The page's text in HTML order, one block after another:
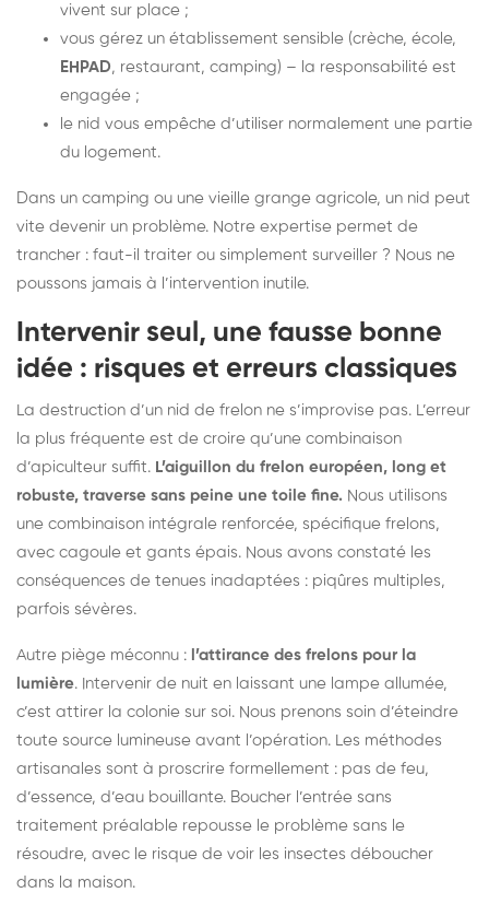
vivent sur place ;
vous gérez un établissement sensible (crèche, école,
EHPAD, restaurant, camping) – la responsabilité est
engagée ;
le nid vous empêche d’utiliser normalement une partie
du logement.
Dans un camping ou une vieille grange agricole, un nid peut
vite devenir un problème. Notre expertise permet de
trancher : faut-il traiter ou simplement surveiller ? Nous ne
poussons jamais à l’intervention inutile.
Intervenir seul, une fausse bonne
idée : risques et erreurs classiques
La destruction d’un nid de frelon ne s’improvise pas. L’erreur
la plus fréquente est de croire qu’une combinaison
d’apiculteur suffit. L’aiguillon du frelon européen, long et
robuste, traverse sans peine une toile fine. Nous utilisons
une combinaison intégrale renforcée, spécifique frelons,
avec cagoule et gants épais. Nous avons constaté les
conséquences de tenues inadaptées : piqûres multiples,
parfois sévères.
Autre piège méconnu : l’attirance des frelons pour la
lumière. Intervenir de nuit en laissant une lampe allumée,
c’est attirer la colonie sur soi. Nous prenons soin d’éteindre
toute source lumineuse avant l’opération. Les méthodes
artisanales sont à proscrire formellement : pas de feu,
d’essence, d’eau bouillante. Boucher l’entrée sans
traitement préalable repousse le problème sans le
résoudre, avec le risque de voir les insectes déboucher
dans la maison.